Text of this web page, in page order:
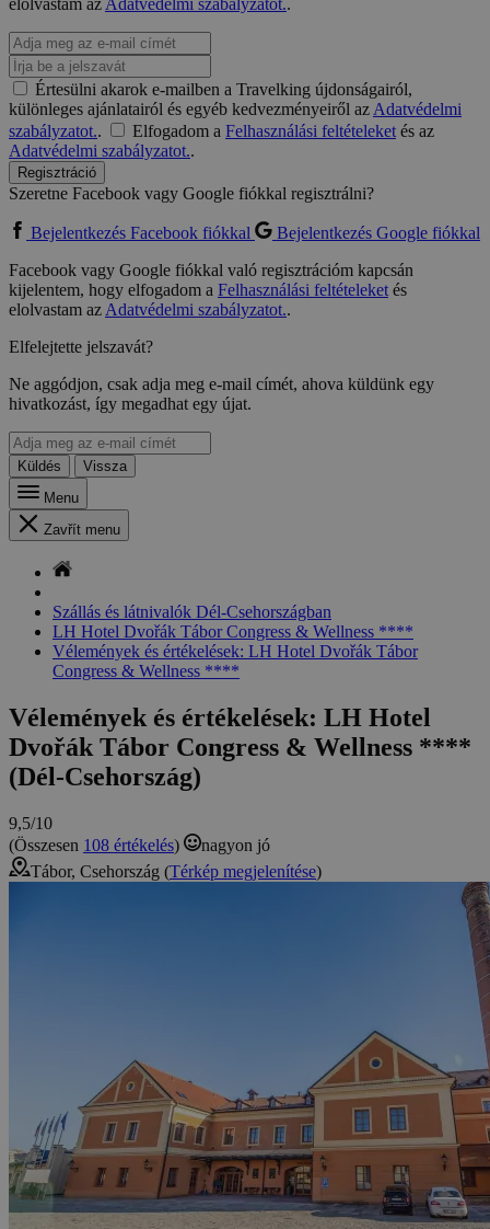
elolvastam azAdatvédelmi szabályzatot..
Értesülni akarok e-mailben a Travelking újdonságairól,
különleges ajánlatairól és egyéb kedvezményeiről azAdatvédelmi
szabályzatot.. Elfogadom a Felhasználási feltételeketés az
Adatvédelmi szabályzatot..
Regisztráció
Szeretne Facebook vagy Google fiókkal regisztrálni?
Bejelentkezés Facebook fiókkal
Bejelentkezés Google fiókkal
Facebook vagy Google fiókkal való regisztrációm kapcsán
kijelentem, hogy elfogadom a Felhasználási feltételeketés
elolvastam azAdatvédelmi szabályzatot..
Elfelejtette jelszavát?
Ne aggódjon, csak adja meg e-mail címét, ahova küldünk egy
hivatkozást, így megadhat egy újat.
Küldés
Vissza
Menu
Zavřít menu
Szállás és látnivalók Dél-Csehországban
LH Hotel Dvořák Tábor Congress & Wellness ****
Vélemények és értékelések: LH Hotel Dvořák Tábor
Congress & Wellness ****
Vélemények és értékelések: LH Hotel
Dvořák Tábor Congress & Wellness ****
(Dél-Csehország)
9,5/10
(Összesen 108 értékelés)
nagyon jó
Tábor, Csehország (Térkép megjelenítése)